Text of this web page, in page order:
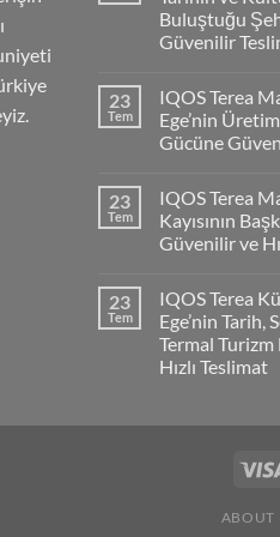
Buluştuğu
Güvenilir
23
Tem
IQOS Terea
Ege’nin
Gücüne
23
Tem
IQOS Terea
Kayısının
Güvenilir ve
23
Tem
IQOS Terea
Ege’nin Tarih,
Termal
Hızlı Teslimat
ABOUT